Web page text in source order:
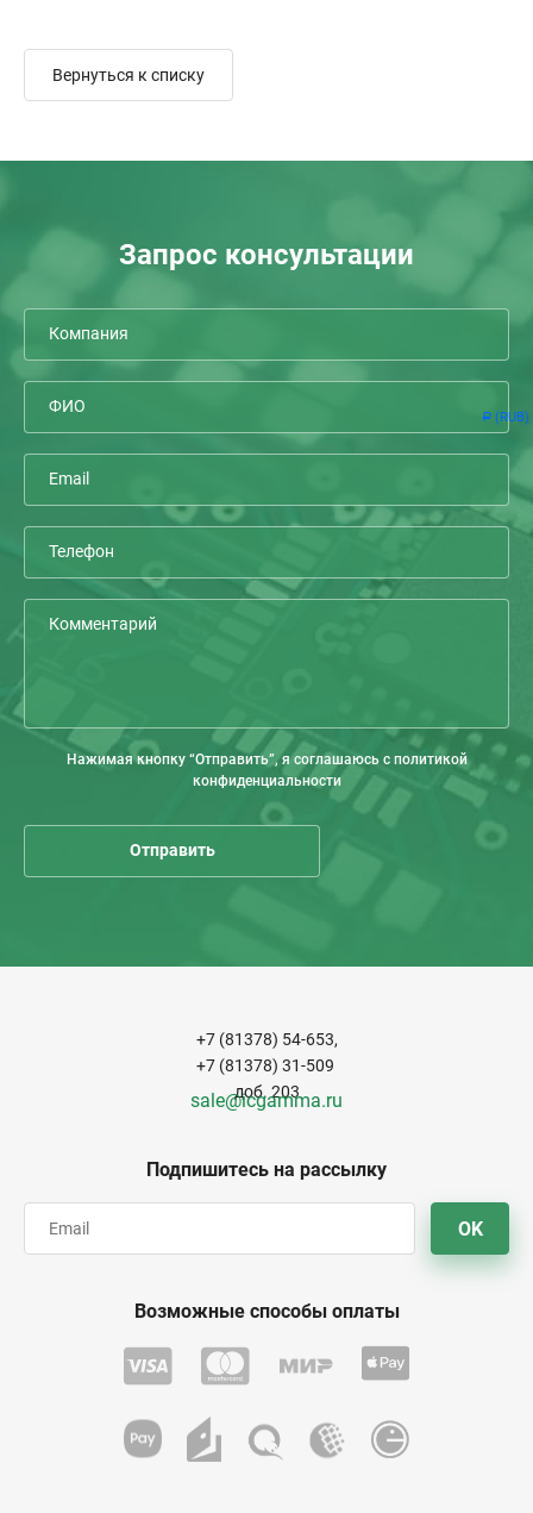
Р (RUB)
Вернуться к списку
Запрос консультации
Нажимая кнопку “Отправить”, я соглашаюсь с политикой
конфиденциальности
Подпишитесь на рассылку
OK
+7 (81378) 54-653,
+7 (81378) 31-509
доб. 203
sale@icgamma.ru
Возможные способы оплаты